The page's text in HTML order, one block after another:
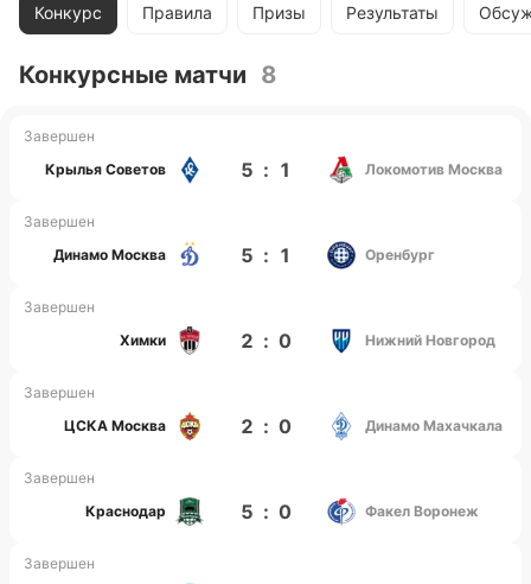
Конкурс Правила Призы Результаты
Конкурсные матчи 8
Завершен
Крылья Советов
5 : 1 Локомотив Москва
Завершен
Динамо Москва
5 : 1 Оренбург
Завершен
Химки
2 : 0 Нижний Новгород
Завершен
ЦСКА Москва
2 : 0 Динамо Махачкала
Завершен
Краснодар
5 : 0 Факел Воронеж
Завершен